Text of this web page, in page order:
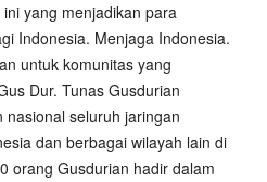
yang menjadikan para
Indonesia. Menjaga Indonesia.
untuk komunitas yang
Dur. Tunas Gusdurian
seluruh jaringan
dan berbagai wilayah lain di
orang Gusdurian hadir dalam